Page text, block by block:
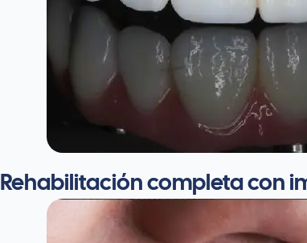
Rehabilitación completa con